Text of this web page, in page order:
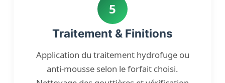
5
Traitement & Finitions
Application du traitement hydrofuge ou
anti-mousse selon le forfait choisi.